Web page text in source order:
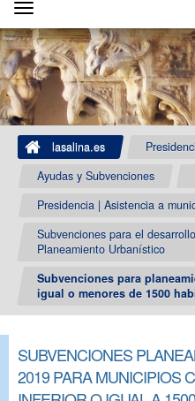
Toggle
navigation
lasalina.es
Ayudas y Subvenciones
Presidencia | Asistencia a
Subvenciones para el
Planeamiento Urbanístico
Subvenciones para
igual o menores de 1500
SUBVENCIONES
2019 PARA MUNICIPIOS